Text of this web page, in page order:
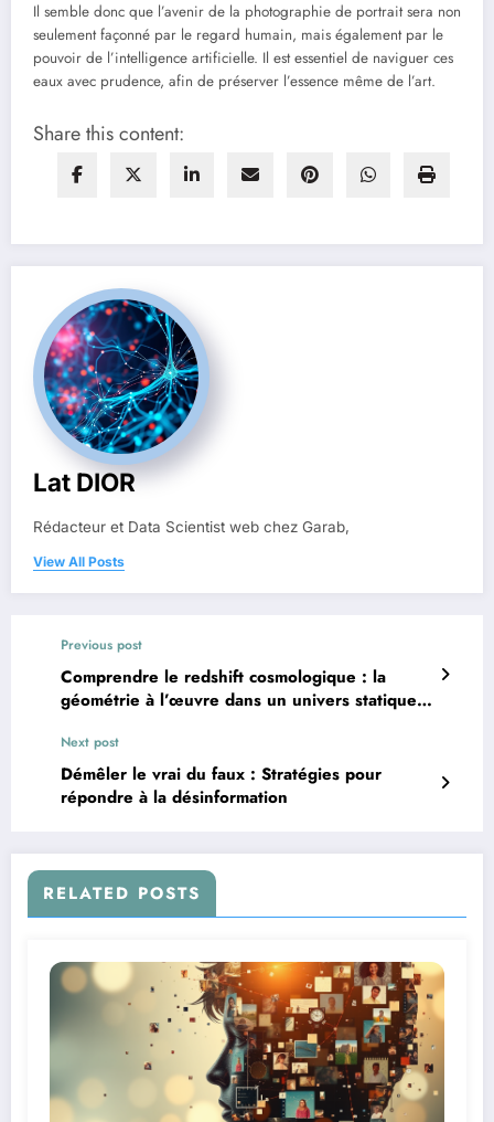
Il semble donc que l’avenir de la photographie de portrait sera non
seulement façonné par le regard humain, mais également par le
pouvoir de l’intelligence artificielle. Il est essentiel de naviguer ces
eaux avec prudence, afin de préserver l’essence même de l’art.
Share this content:
Lat DIOR
Rédacteur et Data Scientist web chez Garab,
View All Posts
Previous post
Comprendre le redshift cosmologique : la
géométrie à l’œuvre dans un univers statique
Next post
Démêler le vrai du faux : Stratégies pour
répondre à la désinformation
RELATED POSTS